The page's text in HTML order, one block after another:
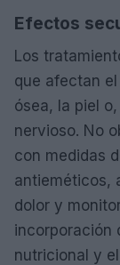
Efectos
Los
que afectan
ósea, la piel
nervioso. No
con medidas
antieméticos,
dolor y
incorporación
nutricional y